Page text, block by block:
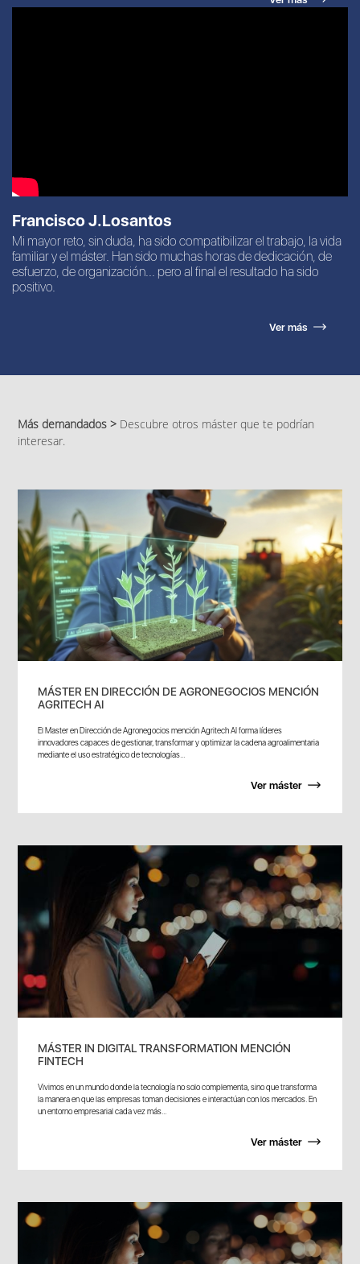
Francisco J.Losantos
Mi mayor reto, sin duda, ha sido compatibilizar el trabajo, la vida
familiar y el máster. Han sido muchas horas de dedicación, de
esfuerzo, de organización... pero al final el resultado ha sido
positivo.
Ver más
Más demandados > Descubre otros máster que te podrían
interesar.
MÁSTER EN DIRECCIÓN DE AGRONEGOCIOS MENCIÓN
AGRITECH AI
El Master en Dirección de Agronegocios mención Agritech AI forma líderes
innovadores capaces de gestionar, transformar y optimizar la cadena agroalimentaria
mediante el uso estratégico de tecnologías...
Ver máster
MÁSTER IN DIGITAL TRANSFORMATION MENCIÓN
FINTECH
Vivimos en un mundo donde la tecnología no solo complementa, sino que transforma
la manera en que las empresas toman decisiones e interactúan con los mercados. En
un entorno empresarial cada vez más...
Ver máster